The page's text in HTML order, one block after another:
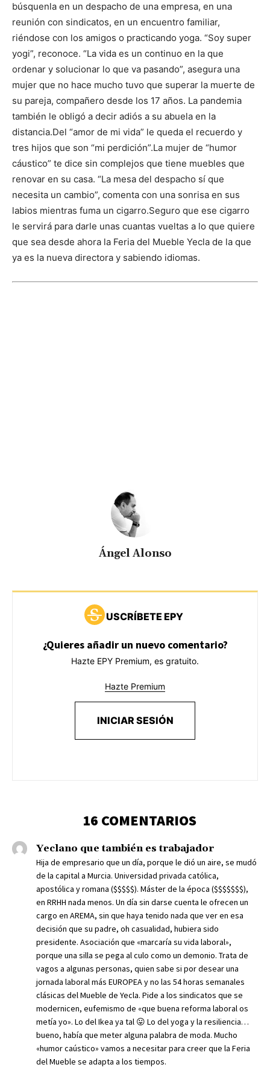
búsquenla en un despacho de una empresa, en una
reunión con sindicatos, en un encuentro familiar,
riéndose con los amigos o practicando yoga. “Soy super
yogi”, reconoce. “La vida es un continuo en la que
ordenar y solucionar lo que va pasando”, asegura una
mujer que no hace mucho tuvo que superar la muerte de
su pareja, compañero desde los 17 años. La pandemia
también le obligó a decir adiós a su abuela en la
distancia.Del “amor de mi vida” le queda el recuerdo y
tres hijos que son “mi perdición”.La mujer de “humor
cáustico” te dice sin complejos que tiene muebles que
renovar en su casa. “La mesa del despacho sí que
necesita un cambio”, comenta con una sonrisa en sus
labios mientras fuma un cigarro.Seguro que ese cigarro
le servirá para darle unas cuantas vueltas a lo que quiere
que sea desde ahora la Feria del Mueble Yecla de la que
ya es la nueva directora y sabiendo idiomas.
Ángel Alonso
USCRÍBETE EPY
¿Quieres añadir un nuevo comentario?
Hazte EPY Premium, es gratuito.
Hazte Premium
INICIAR SESIÓN
16 COMENTARIOS
Yeclano que también es trabajador
Hija de empresario que un día, porque le dió un aire, se mudó
de la capital a Murcia. Universidad privada católica,
apostólica y romana ($$$$$). Máster de la época ($$$$$$$),
en RRHH nada menos. Un día sin darse cuenta le ofrecen un
cargo en AREMA, sin que haya tenido nada que ver en esa
decisión que su padre, oh casualidad, hubiera sido
presidente. Asociación que «marcaría su vida laboral»,
porque una silla se pega al culo como un demonio. Trata de
vagos a algunas personas, quien sabe si por desear una
jornada laboral más EUROPEA y no las 54 horas semanales
clásicas del Mueble de Yecla. Pide a los sindicatos que se
modernicen, eufemismo de «que buena reforma laboral os
metía yo». Lo del Ikea ya tal 😛 Lo del yoga y la resiliencia…
bueno, había que meter alguna palabra de moda. Mucho
«humor caústico» vamos a necesitar para creer que la Feria
del Mueble se adapta a los tiempos.